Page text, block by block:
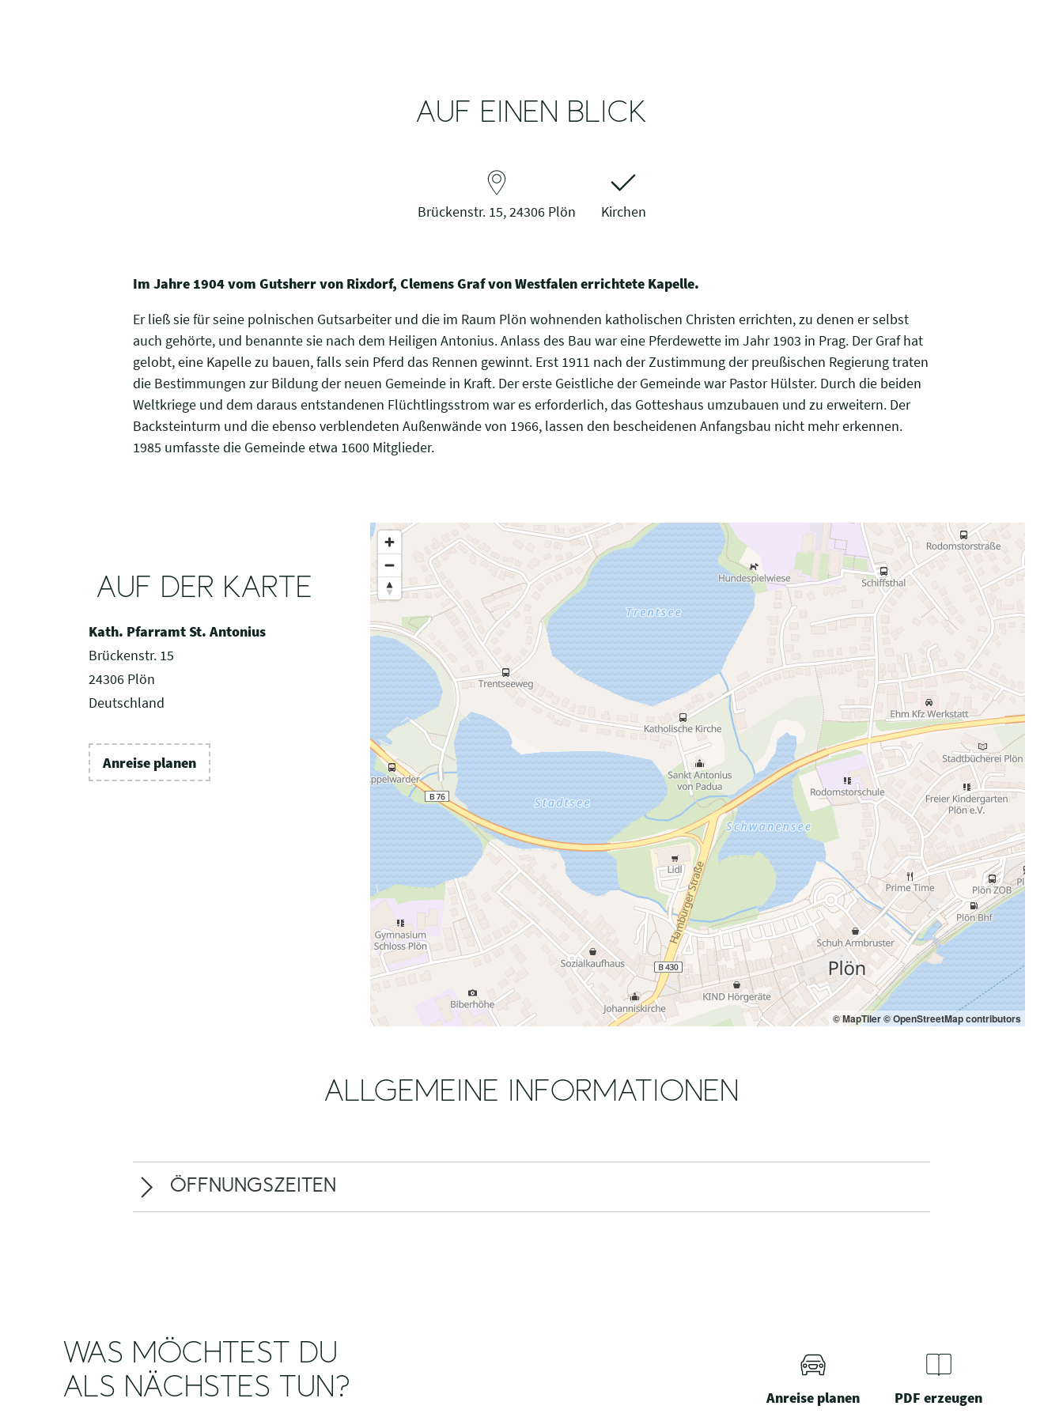
AUF EINEN BLICK
Brückenstr. 15, 24306 Plön Kirchen
Im Jahre 1904 vom Gutsherr von Rixdorf, Clemens Graf von Westfalen errichtete Kapelle.
Er ließ sie für seine polnischen Gutsarbeiter und die im Raum Plön wohnenden katholischen Christen errichten, zu denen er selbst
auch gehörte, und benannte sie nach dem Heiligen Antonius. Anlass des Bau war eine Pferdewette im Jahr 1903 in Prag. Der Graf hat
gelobt, eine Kapelle zu bauen, falls sein Pferd das Rennen gewinnt. Erst 1911 nach der Zustimmung der preußischen Regierung traten
die Bestimmungen zur Bildung der neuen Gemeinde in Kraft. Der erste Geistliche der Gemeinde war Pastor Hülster. Durch die beiden
Weltkriege und dem daraus entstandenen Flüchtlingsstrom war es erforderlich, das Gotteshaus umzubauen und zu erweitern. Der
Backsteinturm und die ebenso verblendeten Außenwände von 1966, lassen den bescheidenen Anfangsbau nicht mehr erkennen.
1985 umfasste die Gemeinde etwa 1600 Mitglieder.
AUF DER KARTE
Kath. Pfarramt St. Antonius
Brückenstr. 15
24306 Plön
Deutschland
Anreise planen
© MapTiler© OpenStreetMap contributors
ALLGEMEINE INFORMATIONEN
ÖFFNUNGSZEITEN
WAS MÖCHTEST DU
ALS NÄCHSTES TUN?
Anreise planen PDF erzeugen